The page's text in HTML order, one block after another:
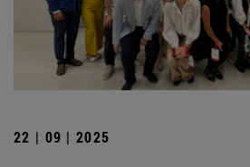
22 | 09 | 2025